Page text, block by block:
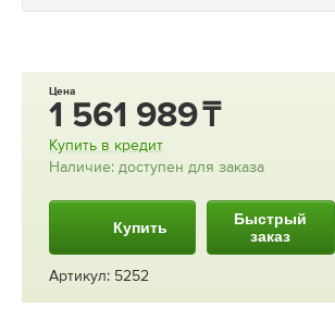
Цена
1 561 989
Купить в кредит
Наличие: доступен для заказа
Купить
Быстрый
заказ
Артикул: 5252